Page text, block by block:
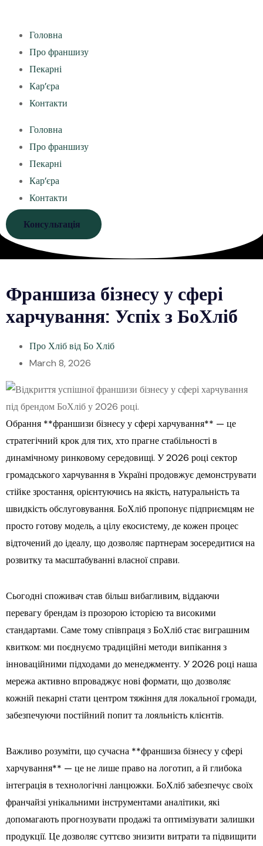
Головна
Про франшизу
Пекарні
Кар’єра
Контакти
Головна
Про франшизу
Пекарні
Кар’єра
Контакти
Консультація
Франшиза бізнесу у сфері
харчування: Успіх з БоХліб
Про Хліб від Бо Хліб
March 8, 2026
Обрання **франшизи бізнесу у сфері харчування** — це
стратегічний крок для тих, хто прагне стабільності в
динамічному ринковому середовищі. У 2026 році сектор
громадського харчування в Україні продовжує демонструвати
стійке зростання, орієнтуючись на якість, натуральність та
швидкість обслуговування. БоХліб пропонує підприємцям не
просто готову модель, а цілу екосистему, де кожен процес
відточений до ідеалу, що дозволяє партнерам зосередитися на
розвитку та масштабуванні власної справи.
Сьогодні споживач став більш вибагливим, віддаючи
перевагу брендам із прозорою історією та високими
стандартами. Саме тому співпраця з БоХліб стає виграшним
квитком: ми поєднуємо традиційні методи випікання з
інноваційними підходами до менеджменту. У 2026 році наша
мережа активно впроваджує нові формати, що дозволяє
кожній пекарні стати центром тяжіння для локальної громади,
забезпечуючи постійний попит та лояльність клієнтів.
Важливо розуміти, що сучасна **франшиза бізнесу у сфері
харчування** — це не лише право на логотип, а й глибока
інтеграція в технологічні ланцюжки. БоХліб забезпечує своїх
франчайзі унікальними інструментами аналітики, які
допомагають прогнозувати продажі та оптимізувати залишки
продукції. Це дозволяє суттєво знизити витрати та підвищити